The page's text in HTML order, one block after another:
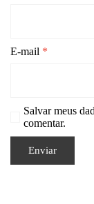
E-mail *
Salvar meus
comentar.